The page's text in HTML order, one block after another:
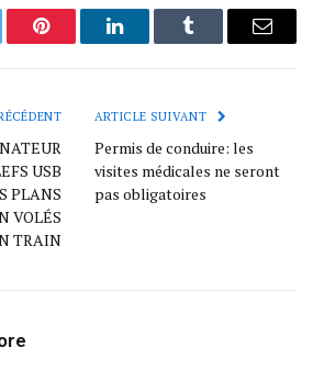
Pinterest LinkedInTumblr
USB
PLANS
VOLÉS
TRAIN
ARTICLE SUIVANT
Permis de conduire: les
visites médicales ne seront
pas obligatoires